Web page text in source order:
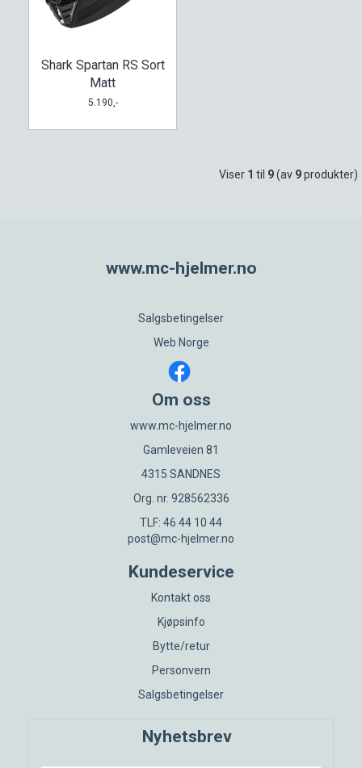
Shark Spartan RS Sort
Matt
5.190,-
Viser 1 til 9(av 9produkter)
www.mc-hjelmer.no
Salgsbetingelser
Web Norge
Om oss
www.mc-hjelmer.no
Gamleveien 81
4315 SANDNES
Org. nr. 928562336
TLF: 46 44 10 44
post@mc-hjelmer.no
Kundeservice
Kontakt oss
Kjøpsinfo
Bytte/retur
Personvern
Salgsbetingelser
Nyhetsbrev